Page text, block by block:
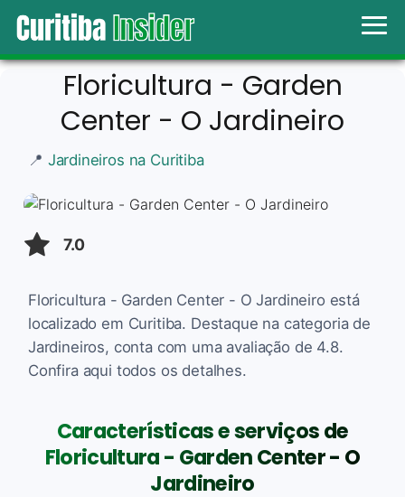
Floricultura - Garden
Center - O Jardineiro
📍 Jardineiros na Curitiba
7.0
Floricultura - Garden Center - O Jardineiro está
localizado em Curitiba. Destaque na categoria de
Jardineiros, conta com uma avaliação de 4.8.
Confira aqui todos os detalhes.
Características e serviços de
Floricultura - Garden Center - O
Jardineiro